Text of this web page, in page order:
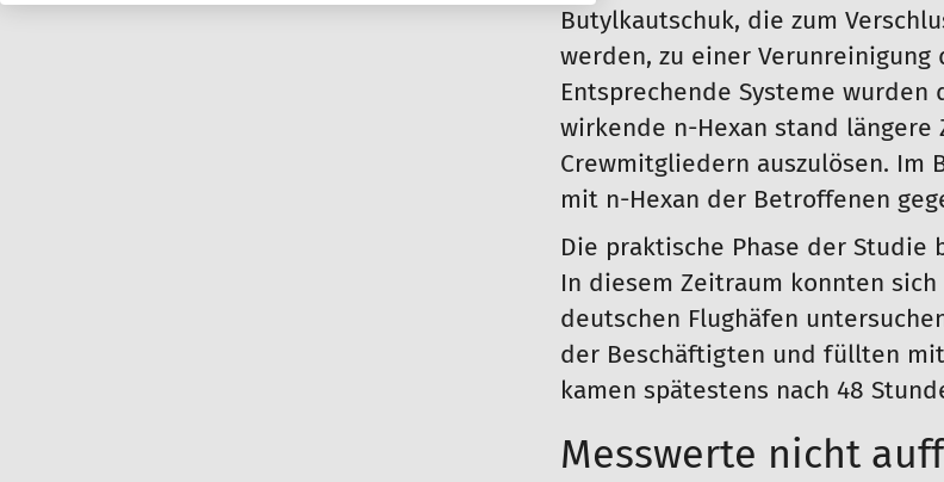
Butylkautschuk, die zum
werden, zu einer
Entsprechende Systeme
wirkende n-Hexan stand
Crewmitgliedern auszulösen. Im
mit n-Hexan der Betroffenen
Die praktische Phase der Studie
In diesem Zeitraum konnten
deutschen Flughäfen
der Beschäftigten und füllten
kamen spätestens nach 48
Messwerte nicht